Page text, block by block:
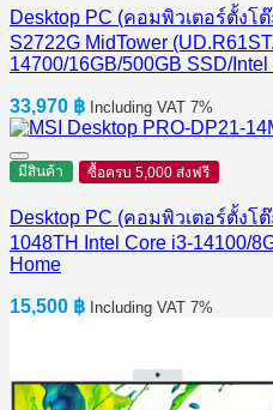
Desktop PC (คอมพิวเตอร์ตั้งโ
S2722G MidTower
14700/16GB/500GB SSD/
33,970 ฿ Including VAT 7%
มีสินค้า ซื้อครบ 5,000 ส่งฟรี
Desktop PC (คอมพิวเตอร์ตั้งโ
1048TH Intel Core i3-14100/
Home
15,500 ฿ Including VAT 7%